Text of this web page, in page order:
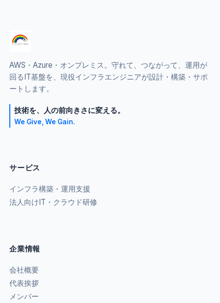
AWS・Azure・オンプレミス。守れて、つながって、運用が
回るIT基盤を、現役インフラエンジニアが設計・構築・サポ
ートします。
技術を、人の前向きさに変える。
We Give, We Gain.
サービス
インフラ構築・運用支援
法人向けIT・クラウド研修
企業情報
会社概要
代表挨拶
メンバー